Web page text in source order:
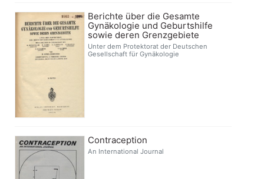
Berichte über die Gesamte
Gynäkologie und Geburtshilfe
sowie deren Grenzgebiete
Unter dem Protektorat der Deutschen
Gesellschaft für Gynäkologie
Contraception
An International Journal